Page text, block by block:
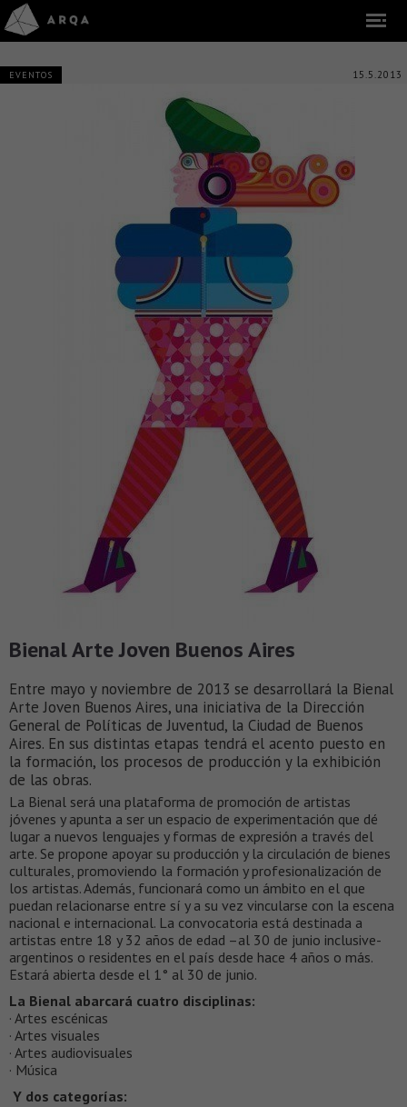
EVENTOS 15.5.2013
Bienal Arte Joven Buenos Aires
Entre mayo y noviembre de 2013 se desarrollará la Bienal
Arte Joven Buenos Aires, una iniciativa de la Dirección
General de Políticas de Juventud, la Ciudad de Buenos
Aires. En sus distintas etapas tendrá el acento puesto en
la formación, los procesos de producción y la exhibición
de las obras.
La Bienal será una plataforma de promoción de artistas
jóvenes y apunta a ser un espacio de experimentación que dé
lugar a nuevos lenguajes y formas de expresión a través del
arte. Se propone apoyar su producción y la circulación de bienes
culturales, promoviendo la formación y profesionalización de
los artistas. Además, funcionará como un ámbito en el que
puedan relacionarse entre sí y a su vez vincularse con la escena
nacional e internacional. La convocatoria está destinada a
artistas entre 18 y 32 años de edad –al 30 de junio inclusive-
argentinos o residentes en el país desde hace 4 años o más.
Estará abierta desde el 1° al 30 de junio.
La Bienal abarcará cuatro disciplinas:
· Artes escénicas
· Artes visuales
· Artes audiovisuales
· Música
Y dos categorías: